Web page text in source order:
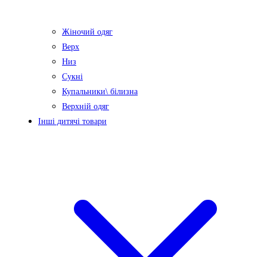
Жіночий одяг
Верх
Низ
Сукні
Купальники\ білизна
Верхній одяг
Інші дитячі товари